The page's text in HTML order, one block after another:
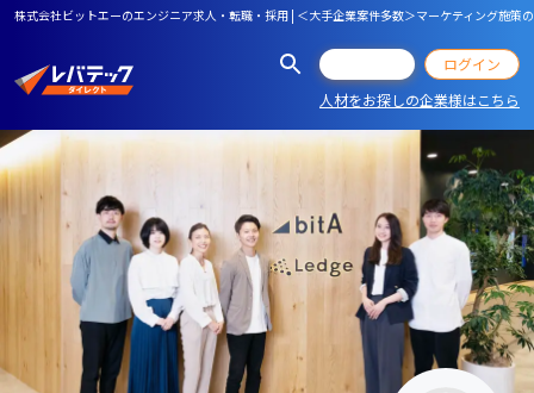
株式会社ビットエーのエンジニア求人・転職・採用 | ＜大手企業案件多数＞マーケティング施
ログイン
人材をお探しの企業様はこちら